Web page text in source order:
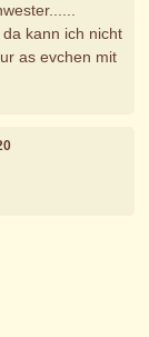
kann ich nicht
as evchen mit